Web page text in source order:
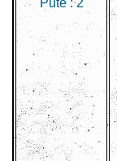
Pute :2